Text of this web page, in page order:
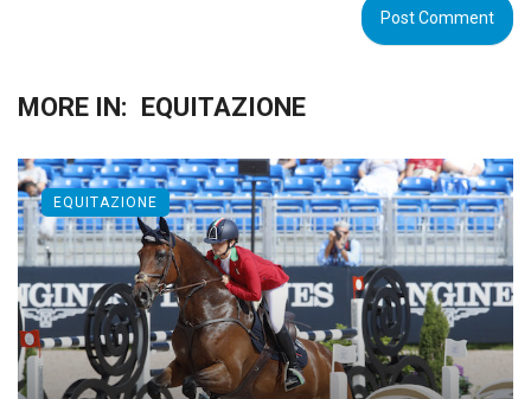
MORE IN: EQUITAZIONE
EQUITAZIONE